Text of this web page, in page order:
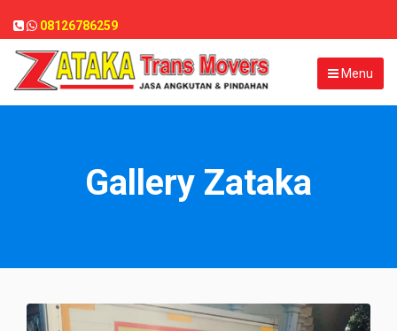
08126786259
Menu
Gallery Zataka